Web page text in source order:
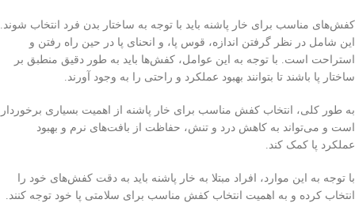
کفش‌های مناسب برای خار پاشنه باید با توجه به ساختار بدن فرد انتخاب شوند.
این شامل در نظر گرفتن اندازه، قوس پا، و انحنای پا در حین راه رفتن و
استراحت است. با توجه به این عوامل، کفش‌ها باید به طور دقیق منطبق بر
ساختار پا باشند تا بتوانند بهبود عملکرد و راحتی را به وجود آورند.
به طور کلی، انتخاب کفش مناسب برای خار پاشنه از اهمیت بسیاری برخوردار
است و می‌تواند به کاهش درد و تنش، حفاظت از بافت‌های نرم و بهبود
عملکرد پا کمک کند.
با توجه به این موارد، افراد مبتلا به خار پاشنه باید به دقت کفش‌های خود را
انتخاب کرده و به اهمیت انتخاب کفش مناسب برای سلامتی پا خود توجه کنند.